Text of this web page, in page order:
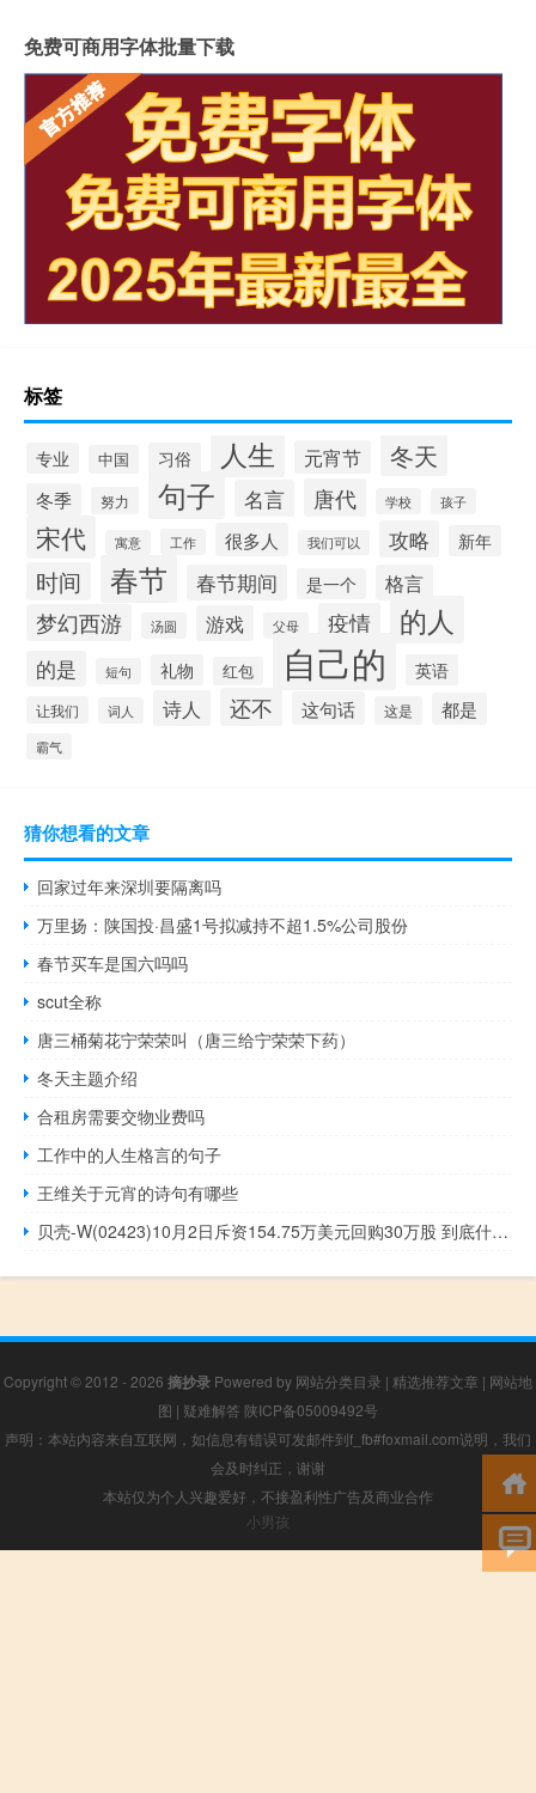
免费可商用字体批量下载
标签
专业 中国 习俗 人生 元宵节 冬天
冬季 努力 句子 名言 唐代 学校 孩子
宋代 寓意 工作 很多人 我们可以 攻略 新年
时间 春节 春节期间 是一个 格言
梦幻西游 汤圆 游戏 父母 疫情 的人
的是 短句 礼物 红包 自己的 英语
让我们 词人 诗人 还不 这句话 这是 都是
霸气
猜你想看的文章
回家过年来深圳要隔离吗
万里扬：陕国投·昌盛1号拟减持不超1.5%公司股份
春节买车是国六吗吗
scut全称
唐三桶菊花宁荣荣叫（唐三给宁荣荣下药）
冬天主题介绍
合租房需要交物业费吗
工作中的人生格言的句子
王维关于元宵的诗句有哪些
贝壳-W(02423)10月2日斥资154.75万美元回购30万股 到底什么情况嘞
Copyright © 2012 - 2026 摘抄录 Powered by 网站分类目录 | 精选推荐文章 | 网站地
图 | 疑难解答 陕ICP备05009492号
声明：本站内容来自互联网，如信息有错误可发邮件到f_fb#foxmail.com说明，我们
会及时纠正，谢谢
本站仅为个人兴趣爱好，不接盈利性广告及商业合作
小男孩